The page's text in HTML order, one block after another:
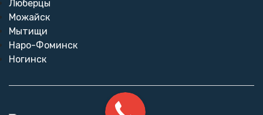
Люберцы
Можайск
Мытищи
Наро-Фоминск
Ногинск